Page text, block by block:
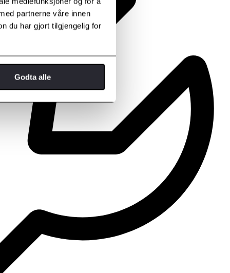
partnerne våre innen
du har gjort tilgjengelig for
Godta alle